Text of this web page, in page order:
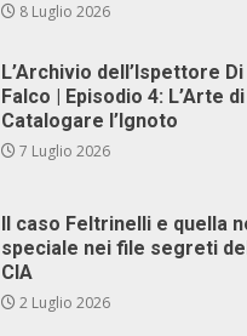
8 Luglio 2026
L’Archivio dell’Ispettore Di
Falco | Episodio 4: L’Arte di
Catalogare l’Ignoto
7 Luglio 2026
Il caso Feltrinelli e quella
speciale nei file segreti
CIA
2 Luglio 2026